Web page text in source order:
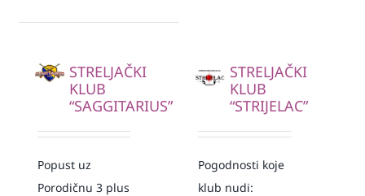
STRELJAČKI
KLUB
“SAGGITARIUS”
Popust uz
Porodičnu 3 plus
STRELJAČKI
KLUB
“STRIJELAC”
Pogodnosti koje
klub nudi: